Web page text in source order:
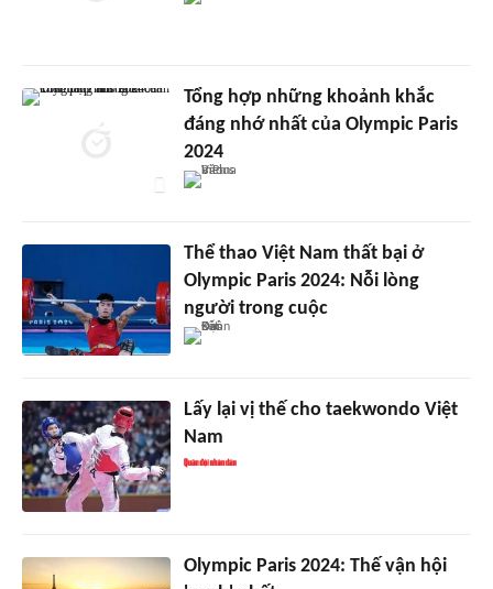
Tổng hợp những khoảnh khắc
đáng nhớ nhất của Olympic Paris
2024
Thể thao Việt Nam thất bại ở
Olympic Paris 2024: Nỗi lòng
người trong cuộc
Lấy lại vị thế cho taekwondo Việt
Nam
Olympic Paris 2024: Thế vận hội